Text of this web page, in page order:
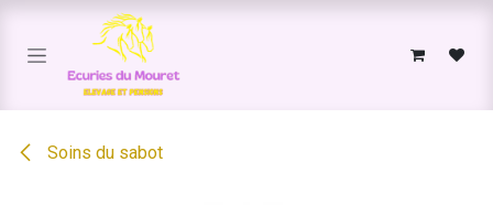
Se rendre au contenu
Soins du sabot